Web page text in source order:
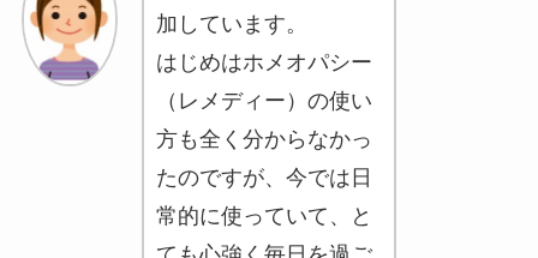
加しています。
はじめはホメオパシー
（レメディー）の使い
方も全く分からなかっ
たのですが、今では日
常的に使っていて、と